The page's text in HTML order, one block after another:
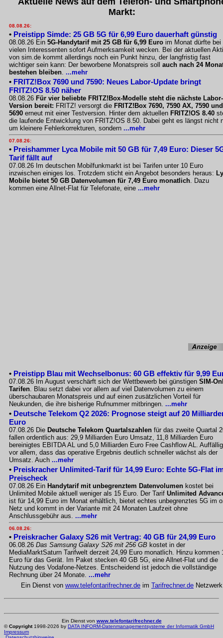
Markt:
08.08.26:
• Preistipp Simde: 25 GB 5G für 6,99 Euro dauerhaft günstig
08.08.26 Ein 5G-Handytarif mit 25 GB für 6,99 Euro im Monat dürfte bei
vielen Interessenten sofort Aufmerksamkeit wecken. Bei der aktuellen
von sim.de kommt allerdings noch ein Punkt hinzu, der langfristig fast
wichtiger sein kann: Der beworbene Monatspreis soll auch nach 24
bestehen bleiben. ...mehr
• FRITZ!Box 7690 und 7590: Neues Labor-Update bringt
FRITZ!OS 8.50 näher
08.08.26 Für vier beliebte FRITZ!Box-Modelle steht die nächste Labor-
Version bereit: FRITZ! versorgt die FRITZ!Box 7690, 7590 AX, 7590 und
5690 erneut mit einer Testversion. Hinter dem aktuellen FRITZ!OS 8.40
die laufende Entwicklung von FRITZ!OS 8.50. Dabei geht es längst nicht
um kleinere Fehlerkorrekturen, sondern ...mehr
07.08.26:
• Preishammer Lyca Mobile mit 50 GB für 7,49 Euro: Dieser
Tarif fällt auf
07.08.26 Im deutschen Mobilfunkmarkt ist bei Tarifen unter 10 Euro
inzwischen einiges los. Trotzdem sticht ein Angebot besonders heraus:
Mobile bietet 50 GB Datenvolumen für 7,49 Euro monatlich. Dazu
kommen eine Allnet-Flat für Telefonate, eine ...mehr
• Preistipp Blau mit Wechselbonus: 60 GB effektiv für 9,99
07.08.26 Im August verschärft sich der Wettbewerb bei günstigen SIM-
Tarifen. Blau setzt dabei vor allem auf viel Datenvolumen zu einem
überschaubaren Monatspreis und auf einen zusätzlichen Vorteil für
Neukunden, die ihre bisherige Rufnummer mitbringen. ...mehr
• Deutsche Telekom Q2 2026: Prognose steigt auf 20
Euro
07.08.26 Die Deutsche Telekom Quartalszahlen für das zweite Quartal
fallen ordentlich aus: 29,9 Milliarden Euro Umsatz, 11,8 Milliarden Euro
bereinigtes EBITDA AL und 5,0 Milliarden Euro Free Cashflow AL.
vor allem, dass das operative Ergebnis deutlich schneller wächst als der
Umsatz. Auch ...mehr
• Preiskracher Unlimited-Tarif für 14,99 Euro: Echte 5G-Flat
Preischeck
07.08.26 Ein Handytarif mit unbegrenztem Datenvolumen kostet bei
Unlimited Mobile aktuell weniger als 15 Euro. Der Tarif Unlimited
ist für 14,99 Euro im Monat erhältlich, bietet echtes unbegrenztes 5G im
Netz und kommt in der Variante mit 24 Monaten Laufzeit ohne
Anschlussgebühr aus. ...mehr
06.08.26:
• Preiskracher Galaxy S26 mit Vertrag: 40 GB für 24,99 Euro
06.08.26 Das Samsung Galaxy S26 mit 256 GB kostet in der
MediaMarktSaturn Tarifwelt derzeit 24,99 Euro monatlich. Hinzu kommen
Euro für das Gerät. Im Paket stecken 40 GB 5G, eine Allnet-Flat und die
Nutzung des Vodafone-Netzes. Entscheidend ist jedoch die vollständige
Rechnung über 24 Monate. ...mehr
Ein Dienst von www.telefontarifrechner.de im Tarifrechner.de Netzwerk
Ein Dienst von www.telefontarifrechner.de
©Copyright1998-2026 by DATA INFORM-Datenmanagementsysteme der Informatik GmbH
Impressum